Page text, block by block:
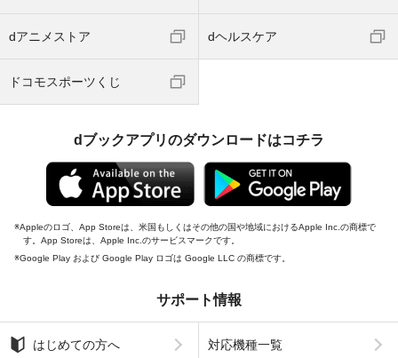
dアニメストア dヘルスケア
ドコモスポーツくじ
dブックアプリのダウンロードはコチラ
Appleのロゴ、App Storeは、米国もしくはその他の国や地域におけるApple Inc.の商標で
す。App Storeは、Apple Inc.のサービスマークです。
Google Play および Google Play ロゴは Google LLC の商標です。
サポート情報
はじめての方へ 対応機種一覧